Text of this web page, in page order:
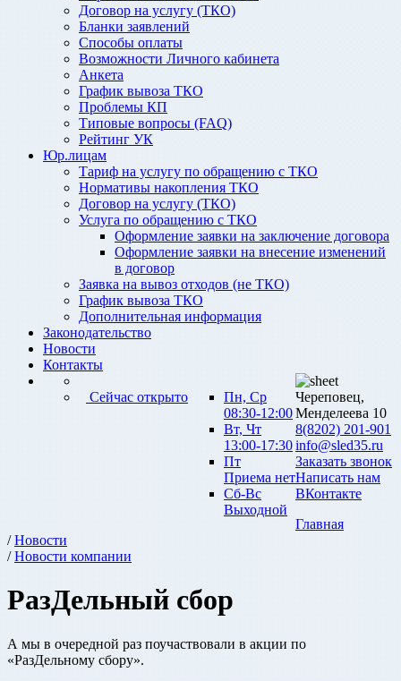
Договор на услугу (ТКО)
Бланки заявлений
Способы оплаты
Возможности Личного кабинета
Анкета
График вывоза ТКО
Проблемы КП
Типовые вопросы (FAQ)
Рейтинг УК
Юр.лицам
Тариф на услугу по обращению с ТКО
Нормативы накопления ТКО
Договор на услугу (ТКО)
Услуга по обращению с ТКО
Оформление заявки на заключение договора
Оформление заявки на внесение изменений
в договор
Заявка на вывоз отходов (не ТКО)
График вывоза ТКО
Дополнительная информация
Законодательство
Новости
Контакты
Сейчас открыто
Пн, Ср
08:30-12:00
Вт, Чт
13:00-17:30
Пт
Приема нет
Сб-Вс
Выходной
Череповец,
Менделеева 10
8(8202) 201-901
info@sled35.ru
Заказать звонок
Написать нам
ВКонтакте
Главная
/Новости
/Новости компании
РазДельный сбор
А мы в очередной раз поучаствовали в акции по
«РазДельному сбору».